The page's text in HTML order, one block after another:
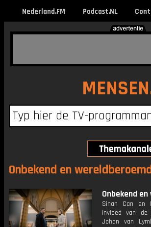
Nederland.FM Podcast.NL
Onbekend en
Onbekend
Sinan Can en
invloed van
Johan van